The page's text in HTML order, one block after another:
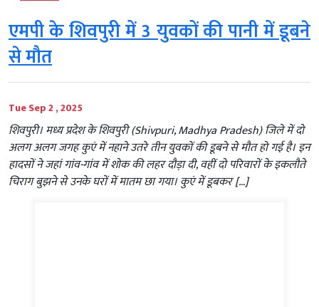
एमपी के शिवपुरी में 3 युवकों की पानी में डूबने
से मौत
Tue Sep 2 , 2025
शिवपुरी। मध्य प्रदेश के शिवपुरी (Shivpuri, Madhya Pradesh) जिले में दो
अलग अलग जगह कुएं में नहाने उतरे तीन युवकों की डूबने से मौत हो गई है। इन
हादसों ने जहां गांव-गांव में शोक की लहर दौड़ा दी, वहीं दो परिवारों के इकलौते
चिराग बुझने से उनके घरों में मातम छा गया। कुएं में डूबकर […]